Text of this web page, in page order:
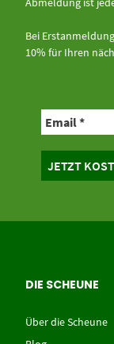
Bei
10% für Ihren
DIE SCHEUNE
Über die Scheune